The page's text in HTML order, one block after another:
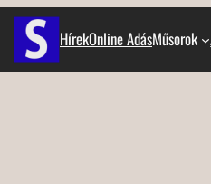
HírekOnline AdásMűsorok